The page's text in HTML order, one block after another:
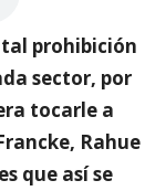
tal prohibición
sector, por
tocarle a
Rahue
que así se